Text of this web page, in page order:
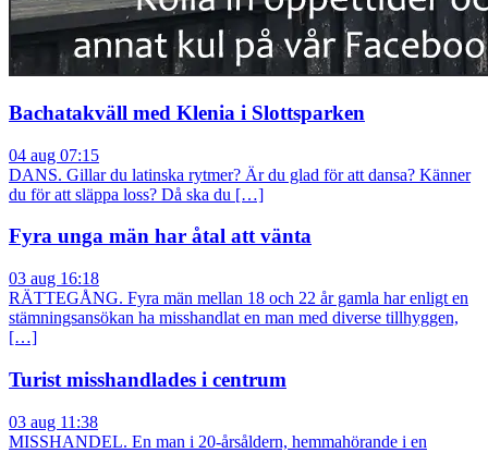
Bachatakväll med Klenia i Slottsparken
04 aug 07:15
DANS. Gillar du latinska rytmer? Är du glad för att dansa? Känner
du för att släppa loss? Då ska du […]
Fyra unga män har åtal att vänta
03 aug 16:18
RÄTTEGÅNG. Fyra män mellan 18 och 22 år gamla har enligt en
stämningsansökan ha misshandlat en man med diverse tillhyggen,
[…]
Turist misshandlades i centrum
03 aug 11:38
MISSHANDEL. En man i 20-årsåldern, hemmahörande i en